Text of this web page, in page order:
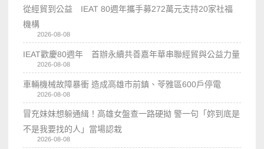
從經貿到公益 IEAT 80週年攜手募272萬元支持20家社福
機構
2026-08-08
IEAT歡慶80週年 首辦永續共善嘉年華串聯經貿與公益力量
2026-08-08
車輛機械故障暴衝 造成高雄市前鎮、苓雅區600戶停電
2026-08-08
冒充妹妹想躲通緝！高雄女盤查一路硬拗 警一句「妳到底是
不是我要找的人」當場認栽
2026-08-08